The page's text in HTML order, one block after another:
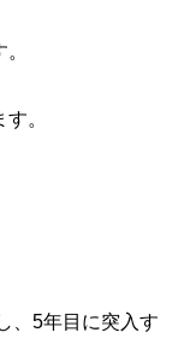
。
、5年目に突入す